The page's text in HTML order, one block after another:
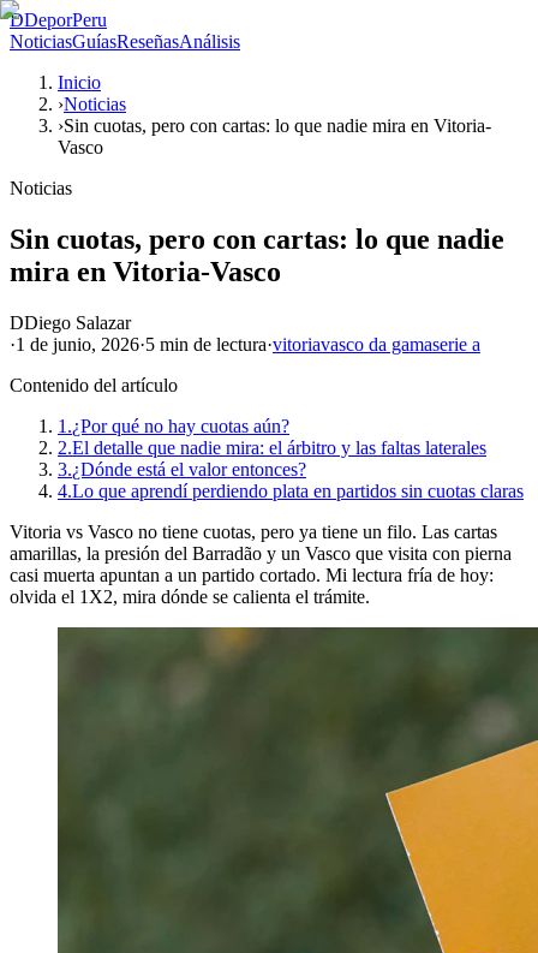
DDeporPeru
NoticiasGuíasReseñasAnálisis
Inicio
›Noticias
›Sin cuotas, pero con cartas: lo que nadie mira en Vitoria-
Vasco
Noticias
Sin cuotas, pero con cartas: lo que nadie
mira en Vitoria-Vasco
DDiego Salazar
·1 de junio, 2026·5 min de lectura·vitoriavasco da gamaserie a
Contenido del artículo
1.¿Por qué no hay cuotas aún?
2.El detalle que nadie mira: el árbitro y las faltas laterales
3.¿Dónde está el valor entonces?
4.Lo que aprendí perdiendo plata en partidos sin cuotas claras
Vitoria vs Vasco no tiene cuotas, pero ya tiene un filo. Las cartas
amarillas, la presión del Barradão y un Vasco que visita con pierna
casi muerta apuntan a un partido cortado. Mi lectura fría de hoy:
olvida el 1X2, mira dónde se calienta el trámite.